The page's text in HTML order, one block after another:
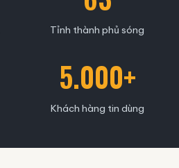
Tỉnh thành phủ sóng
5.000+
Khách hàng tin dùng